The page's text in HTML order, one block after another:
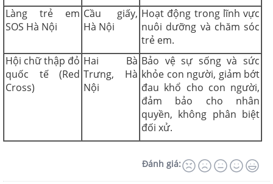
Làng trẻ em
SOS Hà Nội
Cầu giấy,
Hà Nội
Hoạt động trong lĩnh vực
nuôi dưỡng và chăm sóc
trẻ em.
Hội chữ thập đỏ
quốc tế (Red
Cross)
Hai Bà
Trưng, Hà
Nội
Bảo vệ sự sống và sức
khỏe con người, giảm bớt
đau khổ cho con người,
đảm bảo cho nhân
quyền, không phân biệt
đối xử.
Đánh giá: